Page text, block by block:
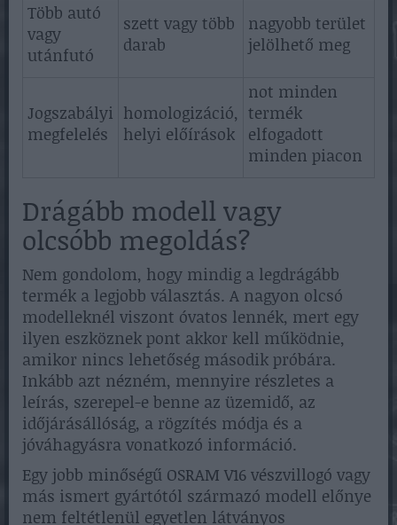
Több autó
vagy
utánfutó
szett vagy több
darab
nagyobb terület
jelölhető meg
Jogszabályi
megfelelés
homologizáció,
helyi előírások
not minden
termék
elfogadott
minden piacon
Drágább modell vagy
olcsóbb megoldás?
Nem gondolom, hogy mindig a legdrágább
termék a legjobb választás. A nagyon olcsó
modelleknél viszont óvatos lennék, mert egy
ilyen eszköznek pont akkor kell működnie,
amikor nincs lehetőség második próbára.
Inkább azt nézném, mennyire részletes a
leírás, szerepel-e benne az üzemidő, az
időjárásállóság, a rögzítés módja és a
jóváhagyásra vonatkozó információ.
Egy jobb minőségű OSRAM V16 vészvillogó vagy
más ismert gyártótól származó modell előnye
nem feltétlenül egyetlen látványos